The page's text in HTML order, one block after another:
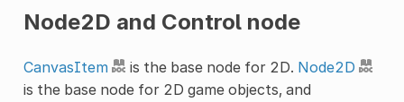
Node2D and Control node
CanvasItem is the base node for 2D. Node2D
is the base node for 2D game objects, and